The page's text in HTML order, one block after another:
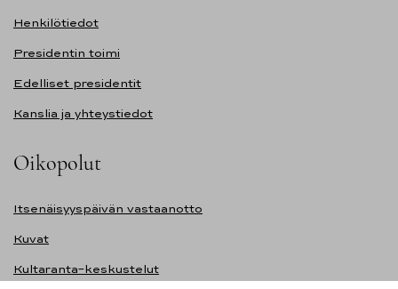
Henkilötiedot
Presidentin toimi
Edelliset presidentit
Kanslia ja yhteystiedot
Oikopolut
Itsenäisyyspäivän vastaanotto
Kuvat
Kultaranta-keskustelut